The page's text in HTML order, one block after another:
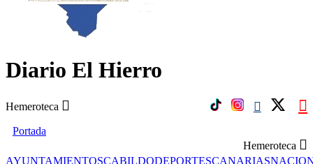
Diario El Hierro
Hemeroteca
Portada
Hemeroteca
AYUNTAMIENTOSCABILDODEPORTESCANARIAS